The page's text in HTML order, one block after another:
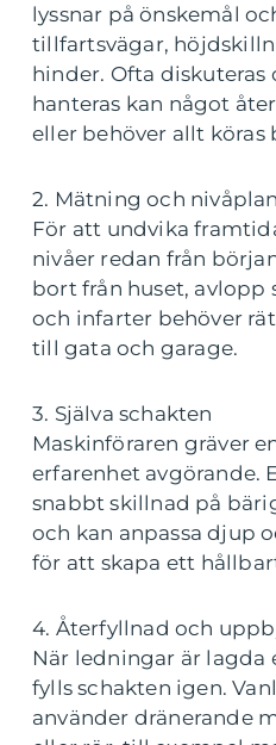
lyssnar på önskemål
tillfartsvägar,
hinder. Ofta diskuteras
hanteras kan något
eller behöver allt köras
2. Mätning och
För att undvika
nivåer redan från
bort från huset, avlopp
och infarter behöver
till gata och garage.
3. Själva schakten
Maskinföraren gräver
erfarenhet avgörande.
snabbt skillnad på
och kan anpassa djup
för att skapa ett
4. Återfyllnad och
När ledningar är lagda
fylls schakten igen.
använder dränerande